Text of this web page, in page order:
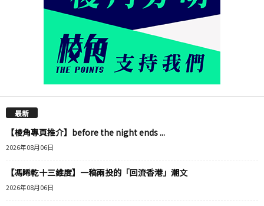
最新
【棱角專頁推介】before the night ends ...
2026年08月06日
【馮睎乾十三維度】一稿兩投的「回流香港」潮文
2026年08月06日